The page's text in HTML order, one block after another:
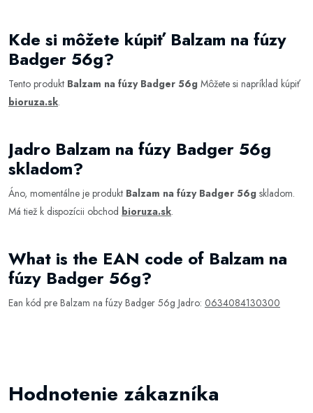
Kde si môžete kúpiť Balzam na fúzy
Badger 56g?
Tento produkt Balzam na fúzy Badger 56g Môžete si napríklad kúpiť
bioruza.sk.
Jadro Balzam na fúzy Badger 56g
skladom?
Áno, momentálne je produkt Balzam na fúzy Badger 56g skladom.
Má tiež k dispozícii obchod bioruza.sk.
What is the EAN code of Balzam na
fúzy Badger 56g?
Ean kód pre Balzam na fúzy Badger 56g Jadro: 0634084130300
Hodnotenie zákazníka